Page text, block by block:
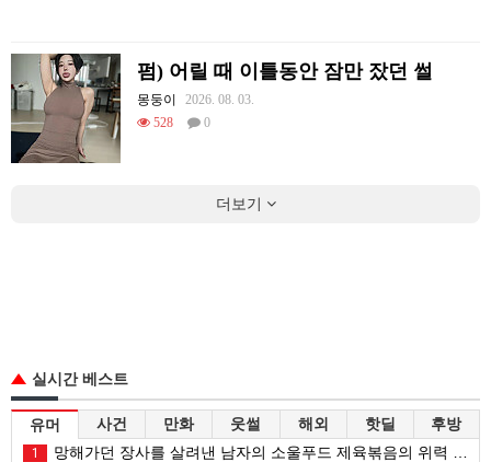
펌) 어릴 때 이틀동안 잠만 잤던 썰
몽둥이
2026. 08. 03.
528
0
더보기
실시간 베스트
유머 사건 만화 웃썰 해외 핫딜 후방
1 망해가던 장사를 살려낸 남자의 소울푸드 제육볶음의 위력 ㅋㅋ